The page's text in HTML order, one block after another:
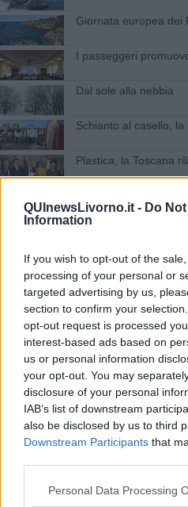
QUInewsLivorno.it - Do
Information
If you wish to opt-out of the
processing of your personal or
targeted advertising by us,
section to confirm your
opt-out request is processed
interest-based ads based on
us or personal information
your opt-out. You may
disclosure of your personal
IAB’s list of downstream
also be disclosed by us to third
Downstream Participants that
Personal Data Processing
Giornata europea dei
I passeggeri
Dal sole alla nebbia
Schianto al casello,
Plastica, la Toscana
Pescherecci in aree
Pesce "senza
Moby, "non
Verso un'unica
La blue economy è in
Recuperate 5 baby
Ferragosto